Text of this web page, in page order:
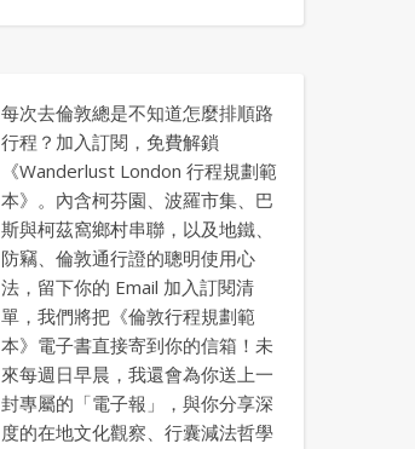
每次去倫敦總是不知道怎麼排順路
行程？加入訂閱，免費解鎖
《Wanderlust London 行程規劃範
本》。內含柯芬園、波羅市集、巴
斯與柯茲窩鄉村串聯，以及地鐵、
防竊、倫敦通行證的聰明使用心
法，留下你的 Email 加入訂閱清
單，我們將把《倫敦行程規劃範
本》電子書直接寄到你的信箱！未
來每週日早晨，我還會為你送上一
封專屬的「電子報」，與你分享深
度的在地文化觀察、行囊減法哲學